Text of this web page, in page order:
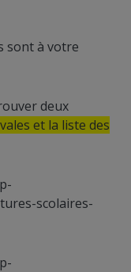
sont à votre
deux
et la liste des
scolaires-